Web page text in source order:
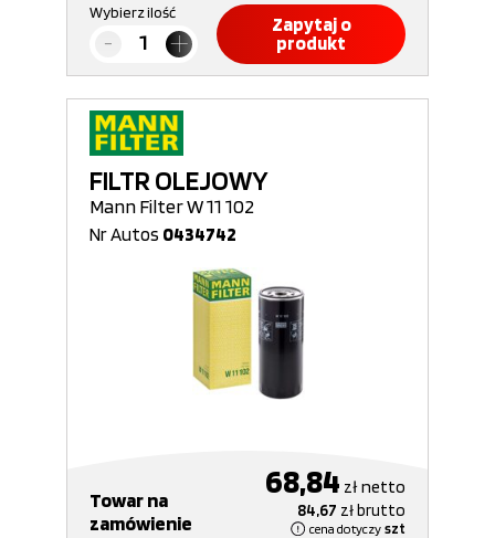
Wybierz ilość
Zapytaj o
produkt
FILTR OLEJOWY
Mann Filter W 11 102
Nr Autos 0434742
Towar na
zamówienie
68,84 złnetto
84,67 złbrutto
cena dotyczy szt